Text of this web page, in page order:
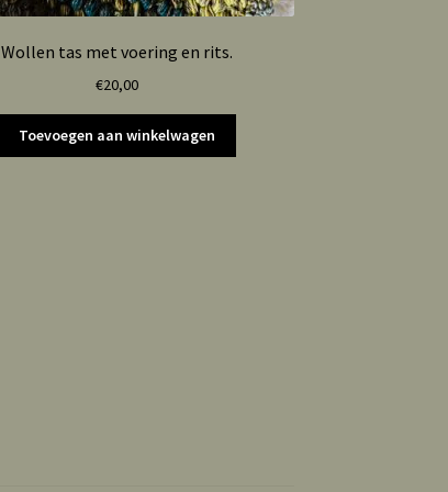
Wollen tas met voering en rits.
€20,00
Toevoegen aan winkelwagen